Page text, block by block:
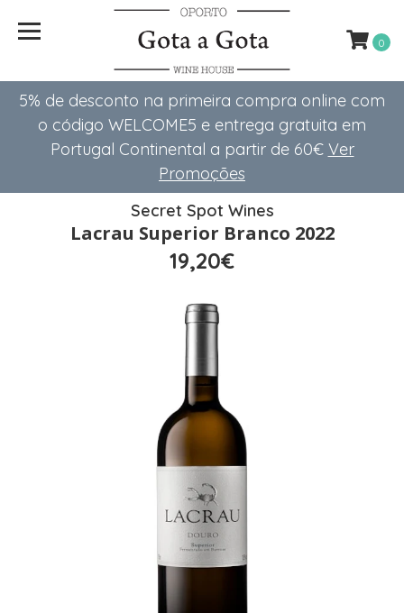
5% de desconto na primeira compra online com
o código WELCOME5 e entrega gratuita em
Portugal Continental a partir de 60€ Ver
Promoções
0
Secret Spot Wines
Lacrau Superior Branco 2022
19,20€